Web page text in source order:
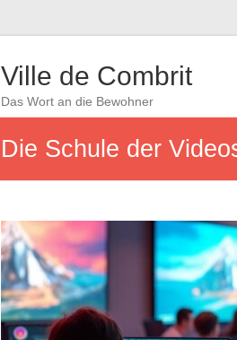
Ville de Combrit
Das Wort an die Bewohner
Die Schule der